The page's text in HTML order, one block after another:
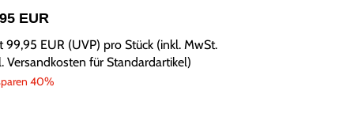
EUR
99,95 EUR(UVP) pro Stück (inkl. MwSt.
Versandkosten für Standardartikel)
40%